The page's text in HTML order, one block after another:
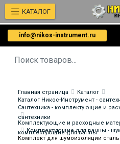
info@nikos-instrument.ru
КАТАЛОГ
Главная страница
Каталог
Каталог Никос-Инструмент -
Сантехника - комплектующие и
сантехники
Комплектующие и расходные
комплектующие для ванны
Комплектующие для ванны -
Комплект для шумоизоляции